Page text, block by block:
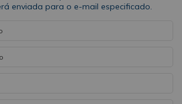
enviada para o e-mail especificado.